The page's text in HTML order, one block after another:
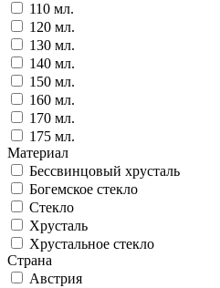
110 мл.
120 мл.
130 мл.
140 мл.
150 мл.
160 мл.
170 мл.
175 мл.
Материал
Бессвинцовый хрусталь
Богемское стекло
Стекло
Хрусталь
Хрустальное стекло
Страна
Австрия